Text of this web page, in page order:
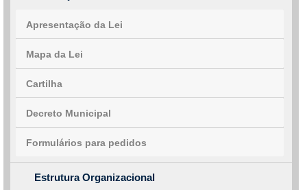
Apresentação da Lei
Mapa da Lei
Cartilha
Decreto Municipal
Formulários para pedidos
Estrutura Organizacional